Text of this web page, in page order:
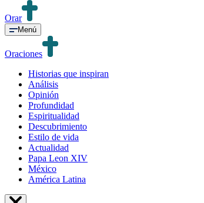
Orar
Menú
Oraciones
Historias que inspiran
Análisis
Opinión
Profundidad
Espiritualidad
Descubrimiento
Estilo de vida
Actualidad
Papa Leon XIV
México
América Latina